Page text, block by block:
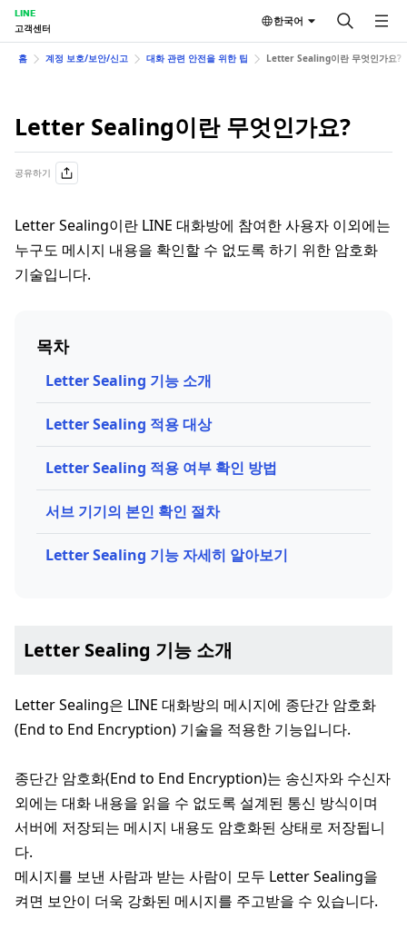
LINE
고객센터
한국어
홈 계정 보호/보안/신고 대화 관련 안전을 위한 팁 Letter Sealing이란 무엇인가요?
Letter Sealing이란 무엇인가요?
공유하기
Letter Sealing이란 LINE 대화방에 참여한 사용자 이외에는
누구도 메시지 내용을 확인할 수 없도록 하기 위한 암호화
기술입니다.
목차
Letter Sealing 기능 소개
Letter Sealing 적용 대상
Letter Sealing 적용 여부 확인 방법
서브 기기의 본인 확인 절차
Letter Sealing 기능 자세히 알아보기
Letter Sealing 기능 소개
Letter Sealing은 LINE 대화방의 메시지에 종단간 암호화
(End to End Encryption) 기술을 적용한 기능입니다.
종단간 암호화(End to End Encryption)는 송신자와 수신자
외에는 대화 내용을 읽을 수 없도록 설계된 통신 방식이며
서버에 저장되는 메시지 내용도 암호화된 상태로 저장됩니
다.
메시지를 보낸 사람과 받는 사람이 모두 Letter Sealing을
켜면 보안이 더욱 강화된 메시지를 주고받을 수 있습니다.